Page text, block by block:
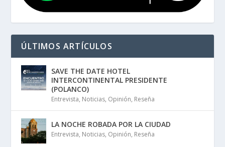
ÚLTIMOS ARTÍCULOS
SAVE THE DATE HOTEL
INTERCONTINENTAL PRESIDENTE
(POLANCO)
Entrevista, Noticias, Opinión, Reseña
LA NOCHE ROBADA POR LA CIUDAD
Entrevista, Noticias, Opinión, Reseña